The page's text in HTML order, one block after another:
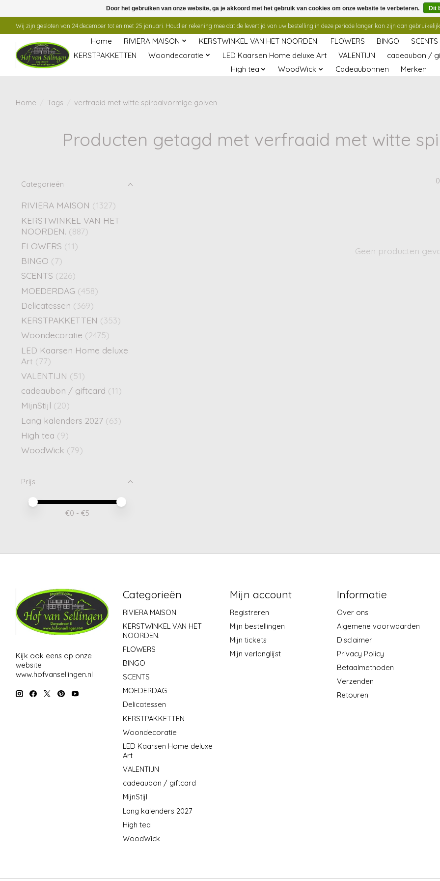
Wij zijn gesloten van 24 december tot en met 25 januari. Houd er rekening mee dat de levertijd van uw bestelling in deze periode langer kan zijn dan gebruikelijk.
Home RIVIERA MAISON KERSTWINKEL VAN HET NOORDEN. FLOWERS BINGO SCENTS
KERSTPAKKETTEN
Woondecoratie LED Kaarsen Home deluxe Art VALENTIJN cadeaubon /
High tea
WoodWick Cadeaubonnen Merken
Home Tags verfraaid met witte spiraalvormige golven
Producten getagd met verfraaid met witte
Categorieën
RIVIERA MAISON (1327)
KERSTWINKEL VAN HET
NOORDEN. (887)
FLOWERS (11)
BINGO (7)
SCENTS (226)
MOEDERDAG (458)
Delicatessen (369)
KERSTPAKKETTEN (353)
Woondecoratie (2475)
LED Kaarsen Home deluxe
Art (77)
VALENTIJN (51)
cadeaubon / giftcard (11)
MijnStijl (20)
Lang kalenders 2027 (63)
High tea (9)
WoodWick (79)
Prijs
Minimale prijswaarde
Price maximum value
€0 - €5
Geen producten
Kijk ook eens op onze
website
www.hofvansellingen.nl
Categorieën
RIVIERA MAISON
KERSTWINKEL VAN HET
NOORDEN.
FLOWERS
BINGO
SCENTS
MOEDERDAG
Delicatessen
KERSTPAKKETTEN
Woondecoratie
LED Kaarsen Home deluxe
Art
VALENTIJN
cadeaubon / giftcard
MijnStijl
Lang kalenders 2027
High tea
WoodWick
Mijn account
Registreren
Mijn bestellingen
Mijn tickets
Mijn verlanglijst
Informatie
Over ons
Algemene voorwaarden
Disclaimer
Privacy Policy
Betaalmethoden
Verzenden
Retouren
Door het gebruiken van onze website, ga je akkoord met het gebruik van cookies om onze website te verbeteren. Dit